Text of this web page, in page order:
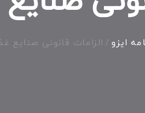
ایزو / الزامات قانونی صنایع